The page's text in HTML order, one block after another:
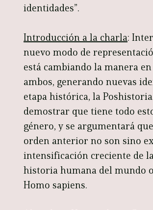
identidades”.
Introducción a la charla:
nuevo modo de
está cambiando la manera
ambos, generando nuevas
etapa histórica, la
demostrar que tiene todo
género, y se argumentará
orden anterior no son sino
intensificación creciente de
historia humana del mundo
Homo sapiens.